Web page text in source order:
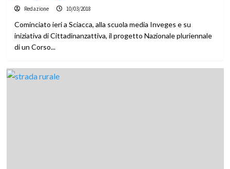
Redazione 10/03/2018
Cominciato ieri a Sciacca, alla scuola media Inveges e su
iniziativa di Cittadinanzattiva, il progetto Nazionale pluriennale
di un Corso...